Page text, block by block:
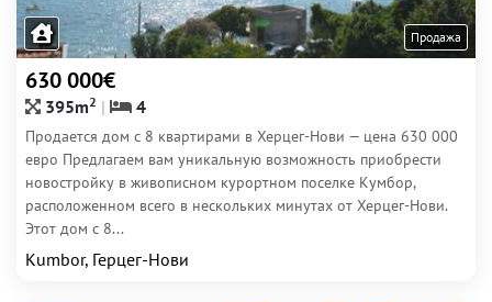
Продажа
630 000€
395m2 4
Продается дом с 8 квартирами в Херцег-Нови — цена 630 000
евро Предлагаем вам уникальную возможность приобрести
новостройку в живописном курортном поселке Кумбор,
расположенном всего в нескольких минутах от Херцег-Нови.
Этот дом с 8...
Kumbor, Герцег-Нови